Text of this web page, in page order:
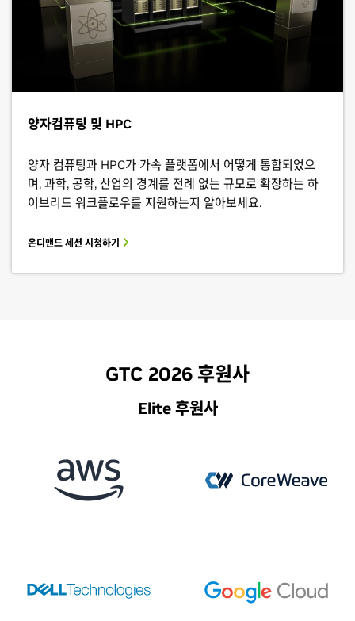
양자컴퓨팅 및 HPC
양자 컴퓨팅과 HPC가 가속 플랫폼에서 어떻게 통합되었으
며, 과학, 공학, 산업의 경계를 전례 없는 규모로 확장하는 하
이브리드 워크플로우를 지원하는지 알아보세요.
온디맨드 세션 시청하기
GTC 2026 후원사
Elite 후원사